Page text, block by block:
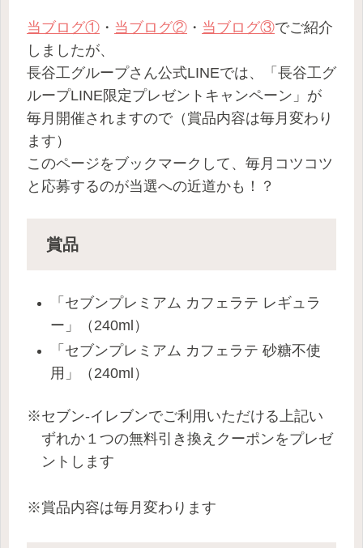
当ブログ① ・ 当ブログ② ・ 当ブログ③でご紹介
しましたが、
長谷工グループさん公式LINEでは、「長谷工グ
ループLINE限定プレゼントキャンペーン」が
毎月開催されますので（賞品内容は毎月変わり
ます）
このページをブックマークして、毎月コツコツ
と応募するのが当選への近道かも！？
賞品
「セブンプレミアム カフェラテ レギュラ
ー」（240ml）
「セブンプレミアム カフェラテ 砂糖不使
用」（240ml）
※セブン-イレブンでご利用いただける上記い
ずれか１つの無料引き換えクーポンをプレゼ
ントします
※賞品内容は毎月変わります